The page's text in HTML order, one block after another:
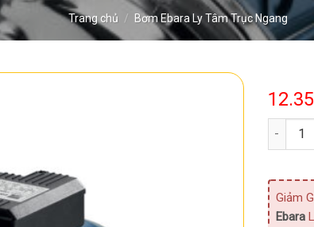
Trang chủ / Bơm Ebara Ly Tâm Trục Ngang
Bơm
Giảm
Ebara